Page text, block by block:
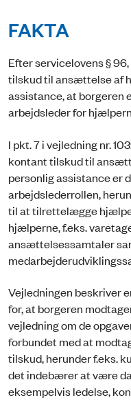
FAKTA
Efter servicelovens §
tilskud til ansættelse af
assistance, at borgeren
arbejdsleder for
I pkt. 7 i vejledning nr.
kontant tilskud til
personlig assistance er
arbejdslederrollen,
til at tilrettelægge
hjælperne, f.eks.
ansættelsessamtaler
Vejledningen beskriver
for, at borgeren
vejledning om de
forbundet med at
tilskud, herunder f.eks.
det indebærer at være
eksempelvis ledelse,